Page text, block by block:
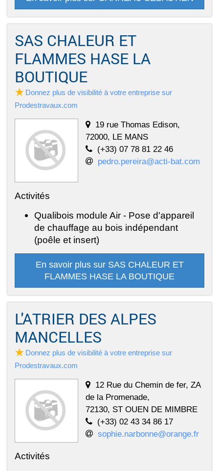
SAS CHALEUR ET
FLAMMES HASE LA
BOUTIQUE
Donnez plus de visibilité à votre entreprise sur
Prodestravaux.com
19 rue Thomas Edison,
72000, LE MANS
(+33) 07 78 81 22 46
pedro.pereira@acti-bat.com
Activités
Qualibois module Air - Pose d'appareil
de chauffage au bois indépendant
(poêle et insert)
En savoir plus sur SAS CHALEUR ET
FLAMMES HASE LA BOUTIQUE
L'ATRIER DES ALPES
MANCELLES
Donnez plus de visibilité à votre entreprise sur
Prodestravaux.com
12 Rue du Chemin de fer, ZA
de la Promenade,
72130, ST OUEN DE MIMBRE
(+33) 02 43 34 86 17
sophie.narbonne@orange.fr
Activités